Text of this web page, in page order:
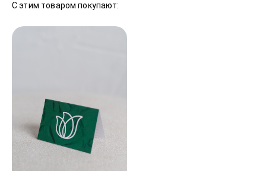
С этим товаром покупают: